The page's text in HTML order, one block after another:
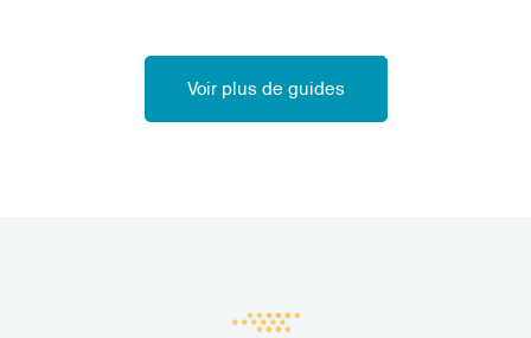
Voir plus de guides